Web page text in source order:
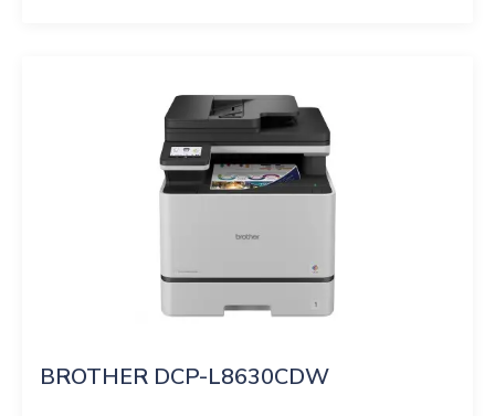
BROTHER DCP-L8630CDW